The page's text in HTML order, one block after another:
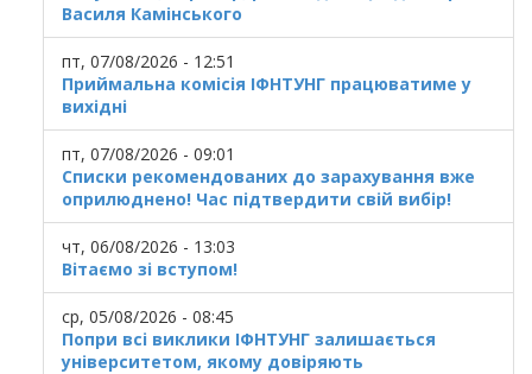
Василя Камінського
пт, 07/08/2026 - 12:51
Приймальна комісія ІФНТУНГ працюватиме у
вихідні
пт, 07/08/2026 - 09:01
Списки рекомендованих до зарахування вже
оприлюднено! Час підтвердити свій вибір!
чт, 06/08/2026 - 13:03
Вітаємо зі вступом!
ср, 05/08/2026 - 08:45
Попри всі виклики ІФНТУНГ залишається
університетом, якому довіряють